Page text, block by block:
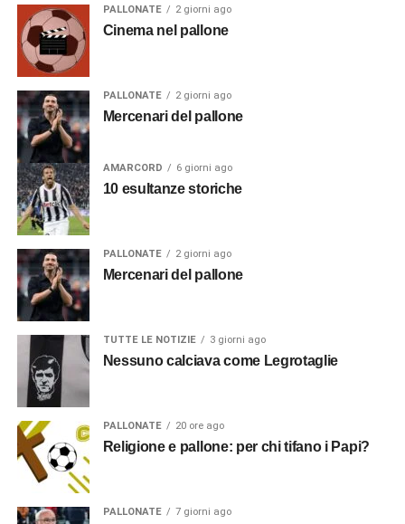
PALLONATE 2 giorni ago
Cinema nel pallone
PALLONATE 2 giorni ago
Mercenari del pallone
AMARCORD 6 giorni ago
10 esultanze storiche
PALLONATE 2 giorni ago
Mercenari del pallone
TUTTE LE NOTIZIE 3 giorni ago
Nessuno calciava come Legrotaglie
PALLONATE 20 ore ago
Religione e pallone: per chi tifano i Papi?
PALLONATE 7 giorni ago